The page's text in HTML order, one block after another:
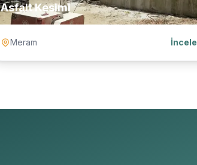
Asfalt Kesimi
Meram İncele